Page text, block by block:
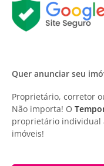
Quer anunciar seu
Proprietário, corretor
Não importa! O
proprietário individual
imóveis!